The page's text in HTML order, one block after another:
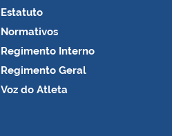
Estatuto
Normativos
Regimento Interno
Regimento Geral
Voz do Atleta